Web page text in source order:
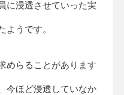
に浸透させていった実
ようです。
めらることがあります
今ほど浸透していなか